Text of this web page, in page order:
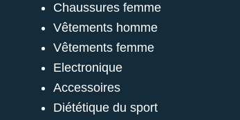
Chaussures femme
Vêtements homme
Vêtements femme
Electronique
Accessoires
Diététique du sport